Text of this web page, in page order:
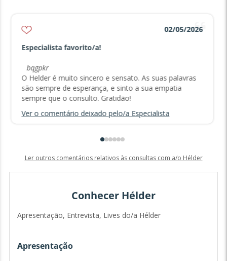
Especialista favorito/a!
02/05/2026
bqgpkr
O Helder é muito sincero e sensato. As suas palavras
são sempre de esperança, e sinto a sua empatia
sempre que o consulto. Gratidão!
Ver o comentário deixado pelo/a Especialista
Ler outros comentários relativos às consultas com a/o Hélder
Conhecer Hélder
Apresentação, Entrevista, Lives do/a Hélder
Apresentação